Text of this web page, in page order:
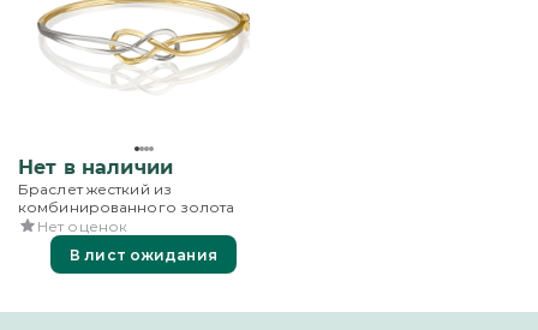
Нет в наличии
Браслет жесткий из
комбинированного золота
Нет оценок
В лист ожидания